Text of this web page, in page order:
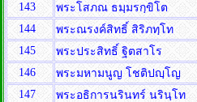
143
พระโสภณ ธมฺมรกฺขิโต
144
พระณรงค์สิทธิ์ สิริภทฺโท
145
พระประสิทธิ์ ฐิตสาโร
146
พระมหามนูญ โชติปญฺโญ
147
พระอธิการนรินทร์ นรินฺโท